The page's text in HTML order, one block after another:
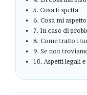
5. Cosa ti spetta
6. Cosa mi aspetto
7. In caso di
8. Come tratto i
9. Se non
10. Aspetti legali